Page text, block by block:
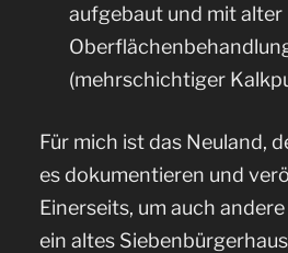
aufgebaut und mit alter
(mehrschichtiger
Für mich ist das Neuland,
es dokumentieren und
Einerseits, um auch
ein altes